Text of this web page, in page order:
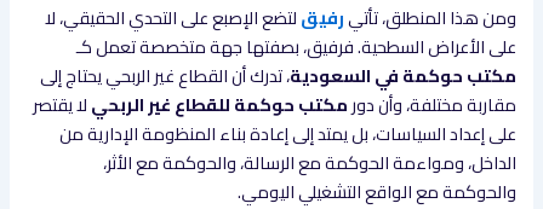
ومن هذا المنطلق، تأتيرفيقلتضع الإصبع على التحدي الحقيقي، لا
على الأعراض السطحية. فرفيق، بصفتها جهة متخصصة تعمل كـ
مكتب حوكمة في السعودية، تدرك أن القطاع غير الربحي يحتاج إلى
مقاربة مختلفة، وأن دورمكتب حوكمة للقطاع غير الربحيلا يقتصر
على إعداد السياسات، بل يمتد إلى إعادة بناء المنظومة الإدارية من
الداخل، ومواءمة الحوكمة مع الرسالة، والحوكمة مع الأثر،
والحوكمة مع الواقع التشغيلي اليومي.